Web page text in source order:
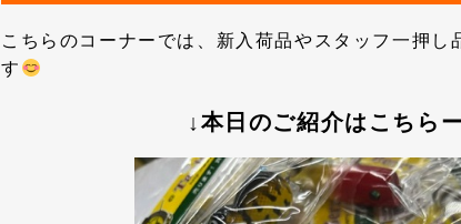
こちらのコーナーでは、新入荷品やスタッフ一押し
す
↓本日のご紹介はこちら